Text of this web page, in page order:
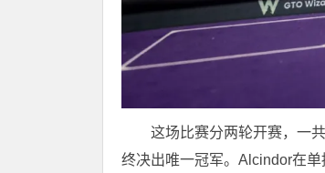
这场比赛分两轮开赛，一
终决出唯一冠军。Alcindor在单